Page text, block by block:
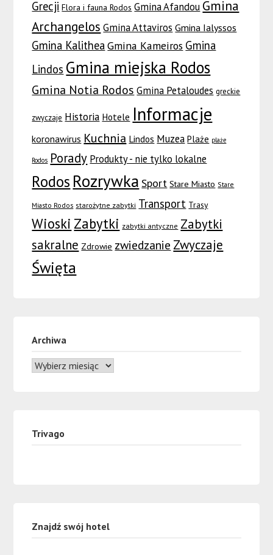
Grecji Flora i fauna Rodos Gmina Afandou Gmina
Archangelos Gmina Attaviros Gmina Ialyssos
Gmina KalitheaGmina Kameiros Gmina
Lindos Gmina miejska Rodos
Gmina Notia Rodos Gmina Petaloudes greckie
zwyczaje Historia Hotele Informacje
koronawirus Kuchnia Lindos Muzea Plaże plaże
Rodos Porady Produkty - nie tylko lokalne
Rodos Rozrywka Sport Stare Miasto Stare
Miasto Rodos starożytne zabytki Transport Trasy
Wioski Zabytki zabytki antyczne Zabytki
sakralne Zdrowie zwiedzanie Zwyczaje
Święta
Archiwa
Trivago
Znajdź swój hotel